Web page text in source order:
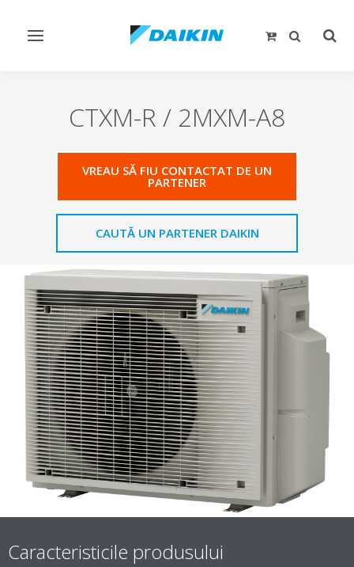
Comutare
CTXM-R / 2MXM-A8
VREAU SĂ FIU CONTACTAT DE UN
PARTENER
CAUTĂ UN PARTENER DAIKIN
Caracteristicile produsului